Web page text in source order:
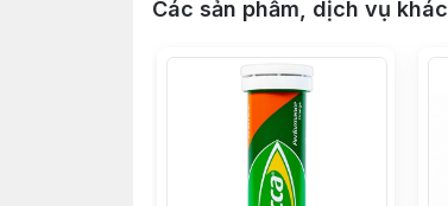
Các sản phẩm, dịch vụ khác